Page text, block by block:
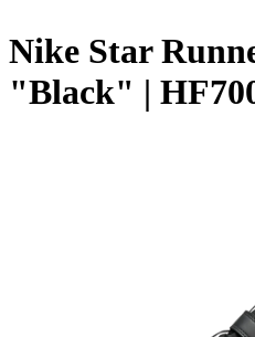
Nike Star
"Black" |